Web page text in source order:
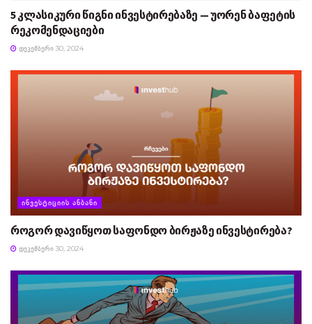
5 კლასიკური წიგნი ინვესტირებაზე — უორენ ბაფეტის
რეკომენდაციები
ᲓᲔᲙᲔᲛᲑᲔᲠᲘ 30, 2024
ᲘᲜᲕᲔᲡᲢᲘᲪᲘᲘᲡ ᲐᲜᲑᲐᲜᲘ
როგორ დავიწყოთ საფონდო ბირჟაზე ინვესტირება?
ᲓᲔᲙᲔᲛᲑᲔᲠᲘ 30, 2024